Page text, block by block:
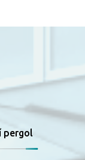
pergol